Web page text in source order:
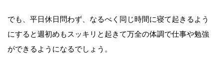
でも、平日休日問わず、なるべく同じ時間に寝て起きるよう
にすると週初めもスッキリと起きて万全の体調で仕事や勉強
ができるようになるでしょう。